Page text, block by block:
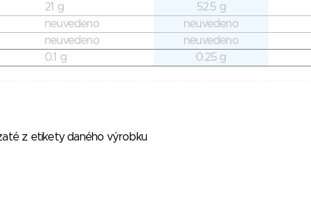
21 g
52.5 g
neuvedeno
neuvedeno
neuvedeno
neuvedeno
0.1 g 0.25 g
z etikety daného výrobku